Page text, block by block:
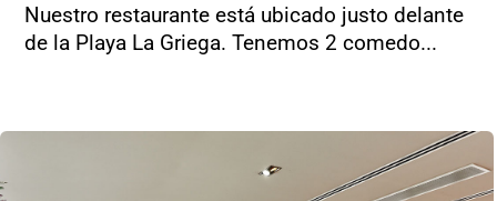
Nuestro restaurante está ubicado justo delante
de la Playa La Griega. Tenemos 2 comedo...